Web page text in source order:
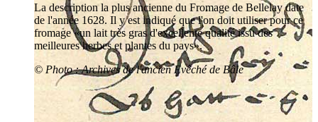
La description la plus ancienne du Fromage de Bellelay date
de l'année 1628. Il y est indiqué que l'on doit utiliser pour ce
fromage «un lait très gras d'excellente qualité issu des
meilleures herbes et plantes du pays».
© Photo : Archives de l'ancien Evêché de Bâle